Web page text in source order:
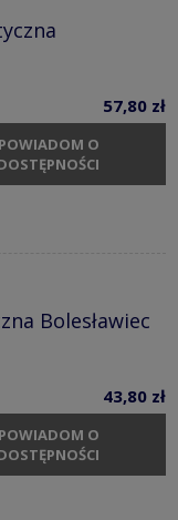
57,80 zł
POWIADOM O
Bolesławiec
43,80 zł
POWIADOM O